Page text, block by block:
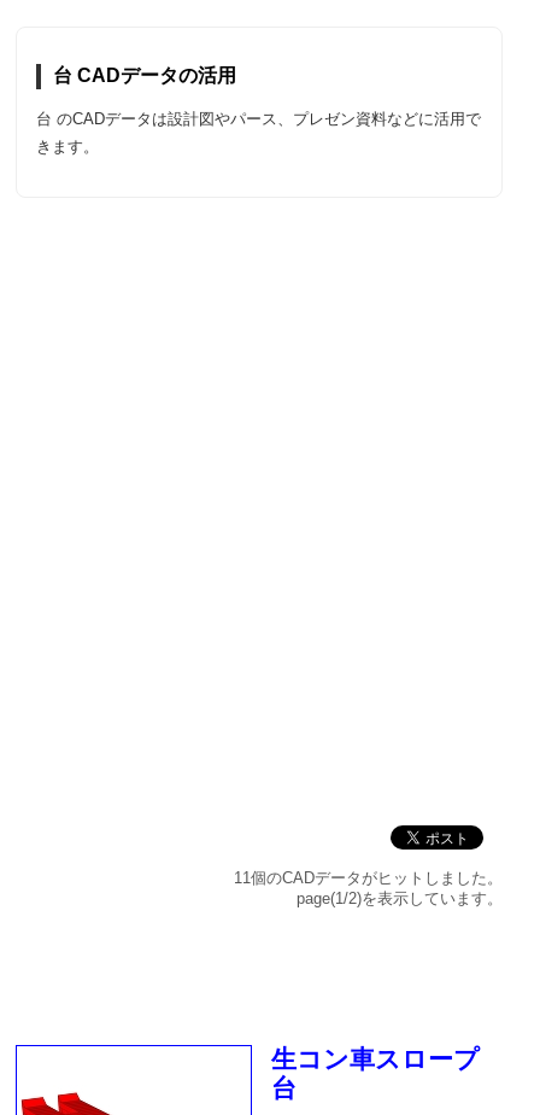
台 CADデータの活用
台 のCADデータは設計図やパース、プレゼン資料などに活用で
きます。
11個のCADデータがヒットしました。
page(1/2)を表示しています。
生コン車スロープ
台